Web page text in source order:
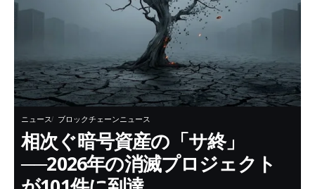
ニュース ブロックチェーンニュース
相次ぐ暗号資産の「サ終」
──2026年の消滅プロジェクト